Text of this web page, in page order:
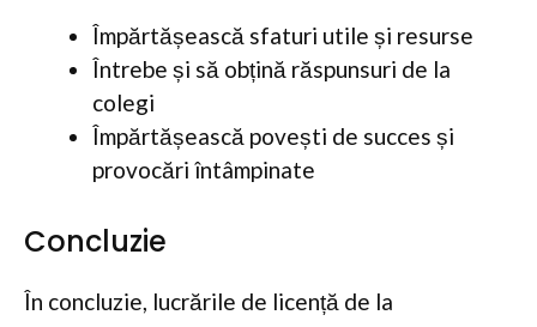
Împărtășească sfaturi utile și resurse
Întrebe și să obțină răspunsuri de la
colegi
Împărtășească povești de succes și
provocări întâmpinate
Concluzie
În concluzie, lucrările de licență de la